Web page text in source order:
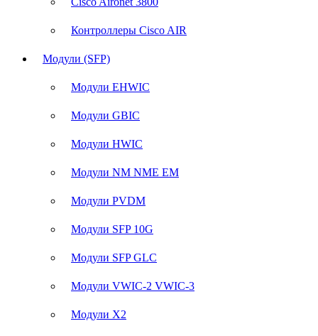
Контроллеры Cisco AIR
Модули (SFP)
Модули EHWIC
Модули GBIC
Модули HWIC
Модули NM NME EM
Модули PVDM
Модули SFP 10G
Модули SFP GLC
Модули VWIC-2 VWIC-3
Модули X2